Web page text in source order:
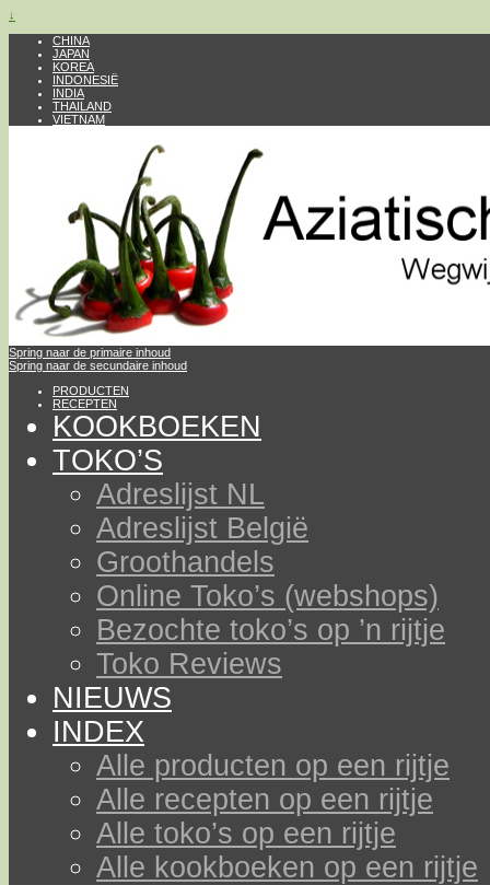
↓
CHINA
JAPAN
KOREA
INDONESIË
INDIA
THAILAND
VIETNAM
Spring naar de primaire inhoud
Spring naar de secundaire inhoud
PRODUCTEN
RECEPTEN
KOOKBOEKEN
TOKO’S
Adreslijst NL
Adreslijst België
Groothandels
Online Toko’s (webshops)
Bezochte toko’s op ’n rijtje
Toko Reviews
NIEUWS
INDEX
Alle producten op een rijtje
Alle recepten op een rijtje
Alle toko’s op een rijtje
Alle kookboeken op een rijtje